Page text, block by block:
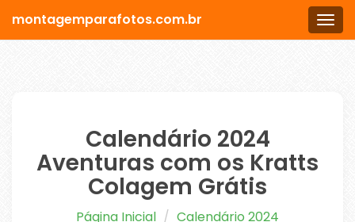
Menu
montagemparafotos.com.br
Calendário 2024
Aventuras com os Kratts
Colagem Grátis
Página Inicial
Calendário 2024